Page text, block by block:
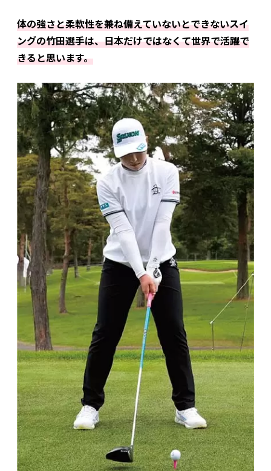
体の強さと柔軟性を兼ね備えていないとできないスイ
ングの竹田選手は、日本だけではなくて世界で活躍で
きると思います。